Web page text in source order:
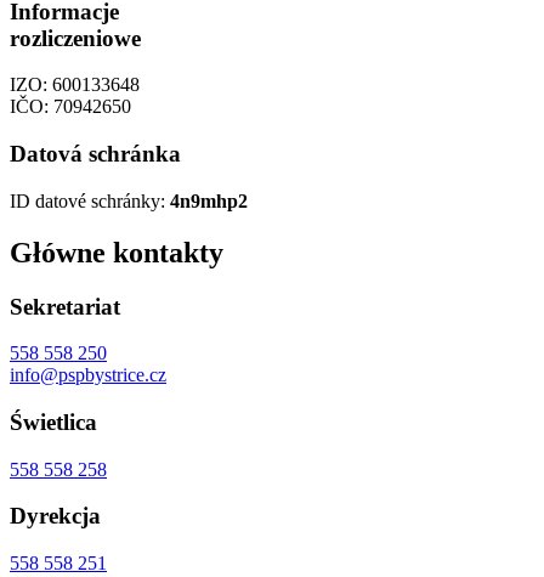
Informacje
rozliczeniowe
IZO: 600133648
IČO: 70942650
Datová schránka
ID datové schránky: 4n9mhp2
Główne kontakty
Sekretariat
558 558 250
info@pspbystrice.cz
Świetlica
558 558 258
Dyrekcja
558 558 251